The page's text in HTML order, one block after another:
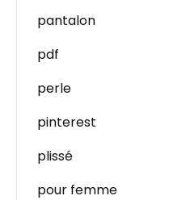
pantalon
pdf
perle
pinterest
plissé
pour femme